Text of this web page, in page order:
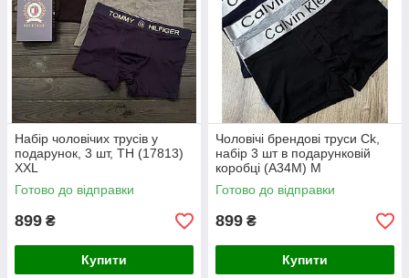
Набір чоловічих трусів у
подарунок, 3 шт, TH (17813)
XХL
Готово до відправки
899 ₴
Купити
Чоловічі брендові труси Ck,
набір 3 шт в подарунковій
коробці (A34M) M
Готово до відправки
899 ₴
Купити